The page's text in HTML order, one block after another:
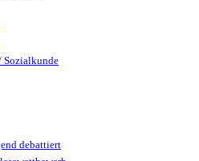
Sozialkunde
debattiert